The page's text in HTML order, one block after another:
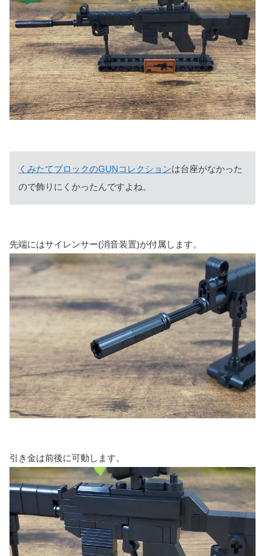
くみたてブロックのGUNコレクションは台座がなかった
ので飾りにくかったんですよね。
先端にはサイレンサー(消音装置)が付属します。
引き金は前後に可動します。